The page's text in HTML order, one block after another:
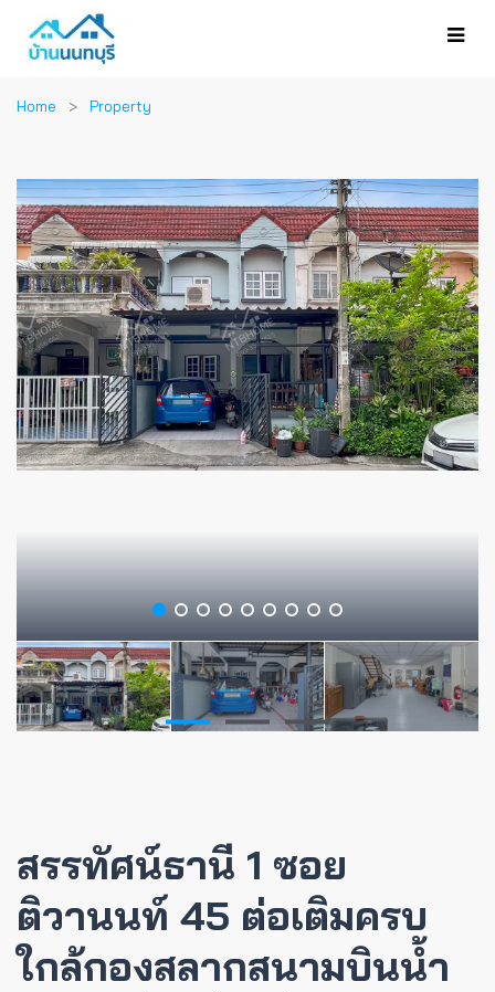
Home Property
สรรทัศน์ธานี 1 ซอย
ติวานนท์ 45 ต่อเติมครบ
ใกล้กองสลากสนามบินน้ำ